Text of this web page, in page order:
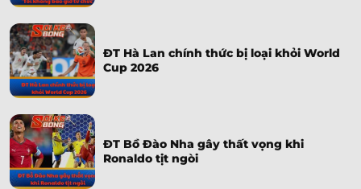
ĐT Hà Lan chính thức bị loại khỏi World
Cup 2026
ĐT Bồ Đào Nha gây thất vọng khi
Ronaldo tịt ngòi